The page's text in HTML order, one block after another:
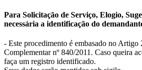
Para Solicitação de Serviço, Elogio,
necessária a identificação do
- Este procedimento é embasado no Artigo
Complementar nº 840/2011. Caso queira
faça um registro identificado.